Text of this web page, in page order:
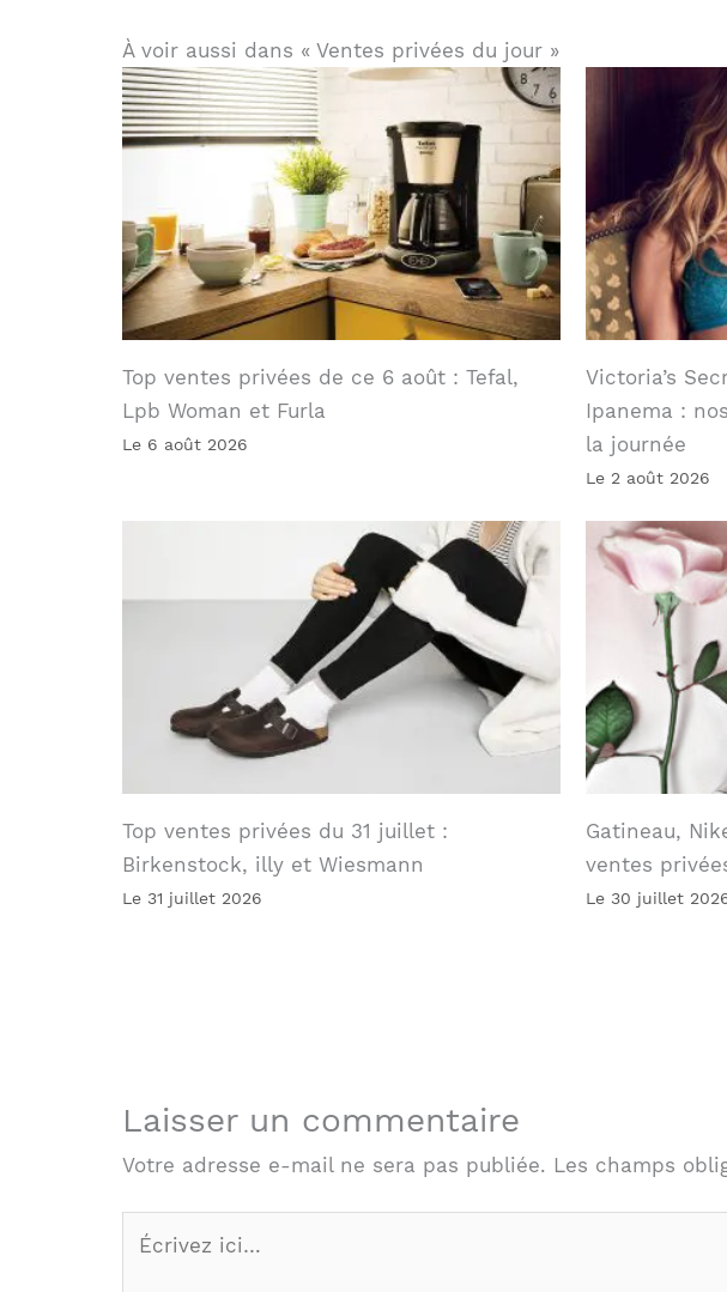
À voir aussi dans « Ventes privées du jour »
Top ventes privées de ce 6 août : Tefal,
Lpb Woman et Furla
Le 6 août 2026
Victoria’s
Ipanema :
la journée
Le 2 août 2026
Top ventes privées du 31 juillet :
Birkenstock, illy et Wiesmann
Le 31 juillet 2026
Gatineau,
ventes
Le 30 juillet
Laisser un commentaire
Votre adresse e-mail ne sera pas publiée. Les champs
Écrivez